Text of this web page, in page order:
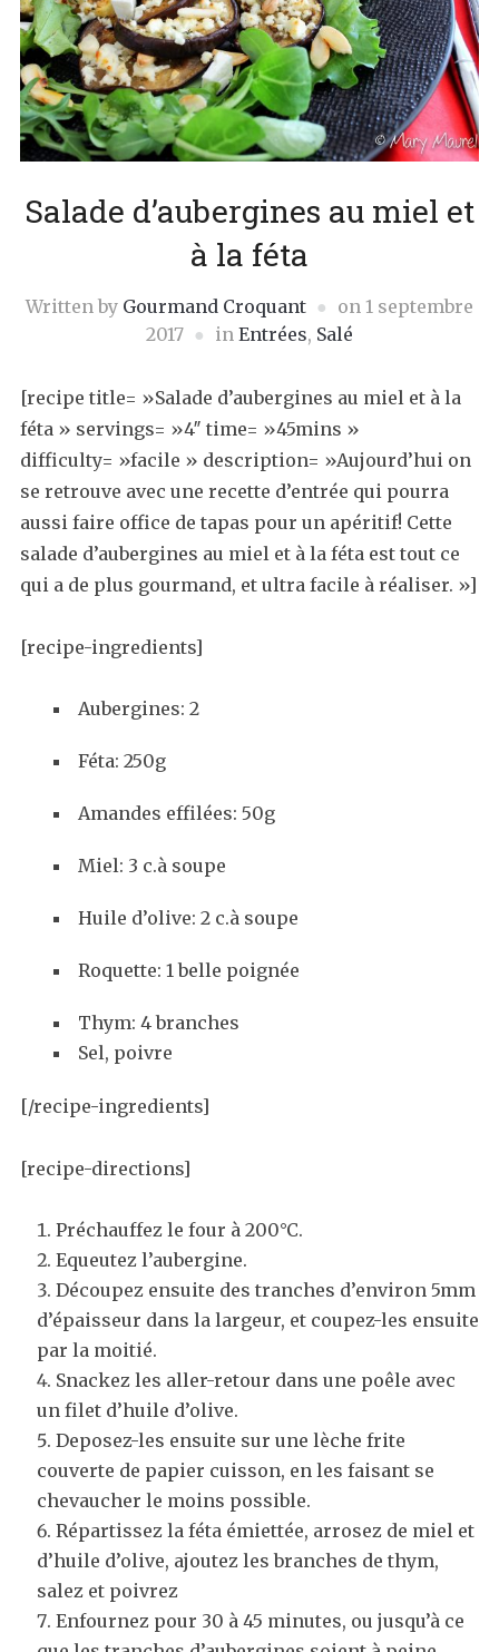
Salade d’aubergines au miel et
à la féta
Written by Gourmand Croquant on 1 septembre
2017
in Entrées, Salé
[recipe title= »Salade d’aubergines au miel et à la
féta » servings= »4″ time= »45mins »
difficulty= »facile » description= »Aujourd’hui on
se retrouve avec une recette d’entrée qui pourra
aussi faire office de tapas pour un apéritif! Cette
salade d’aubergines au miel et à la féta est tout ce
qui a de plus gourmand, et ultra facile à réaliser. »]
[recipe-ingredients]
Aubergines: 2
Féta: 250g
Amandes effilées: 50g
Miel: 3 c.à soupe
Huile d’olive: 2 c.à soupe
Roquette: 1 belle poignée
Thym: 4 branches
Sel, poivre
[/recipe-ingredients]
[recipe-directions]
Préchauffez le four à 200°C.
Equeutez l’aubergine.
Découpez ensuite des tranches d’environ 5mm
d’épaisseur dans la largeur, et coupez-les ensuite
par la moitié.
Snackez les aller-retour dans une poêle avec
un filet d’huile d’olive.
Deposez-les ensuite sur une lèche frite
couverte de papier cuisson, en les faisant se
chevaucher le moins possible.
Répartissez la féta émiettée, arrosez de miel et
d’huile d’olive, ajoutez les branches de thym,
salez et poivrez
Enfournez pour 30 à 45 minutes, ou jusqu’à ce